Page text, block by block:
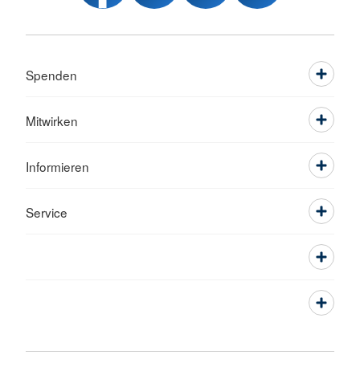
Spenden
Mitwirken
Informieren
Service